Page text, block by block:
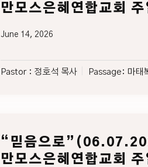
만모스은혜연합교회 주
June 14, 2026
Pastor : 정호석 목사 Passage: 마태
“믿음으로
만모스은혜연합교회 주